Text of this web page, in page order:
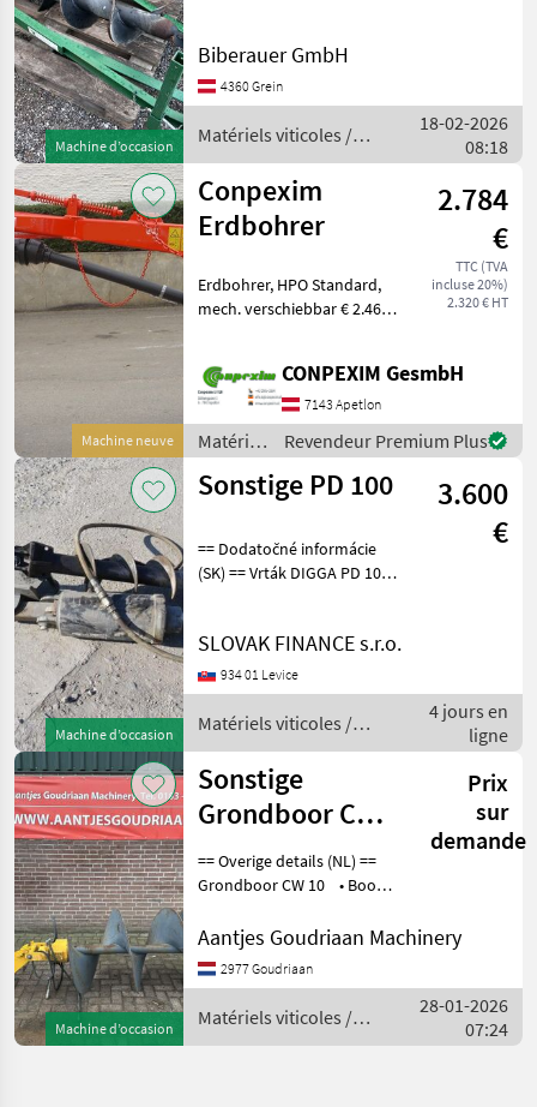
Conpexim
1
MARKETPLACE
Marketplace
Offres des
distributeurs
Petites
annonces
Machine d’occasion
Biberauer GmbH
4360 Grein
Matériels viticoles /
Sonstige
18-02-2026
08:18
Machine neuve
Conpexim
Erdbohrer
2.784
€
TTC (TVA
incluse 20%)
2.320 € HT
Erdbohrer, HPO Standard,
mech. verschiebbar € 2.460
HPOIH mit Vor-CONPEXIM GesmbH
7143 Apetlon
Matériels
viticoles
/
Revendeur Premium Plus
Machine d’occasion
Sonstige PD 100
3.600
€
== Dodatočné informácie
(SK) == Vrták DIGGA PD 100
Tarières
SLOVAK FINANCE s.r.o.
934 01 Levice
Matériels viticoles /
Sonstige
4 jours en
ligne
Machine d’occasion
Sonstige
Grondboor CW
05
Prix
sur
demande
== Overige details (NL) ==
Grondboor CW 10 • Boor
Boorlengte 1500mm Staat:
Gebruikt Matériels viticoles
Tar
Aantjes Goudriaan Machinery
2977 Goudriaan
Matériels viticoles /
Sonstige
28-01-2026
07:24